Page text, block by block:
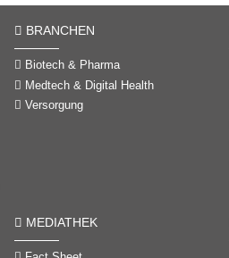
BRANCHEN
Biotech & Pharma
Medtech & Digital Health
Versorgung
MEDIATHEK